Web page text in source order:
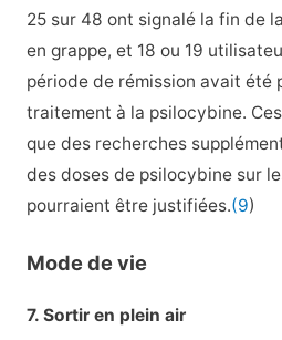
25 sur 48 ont signalé la fin de
en grappe, et 18 ou 19
période de rémission avait été
traitement à la psilocybine.
que des recherches
des doses de psilocybine sur
pourraient être justifiées.(9)
Mode de vie
7. Sortir en plein air